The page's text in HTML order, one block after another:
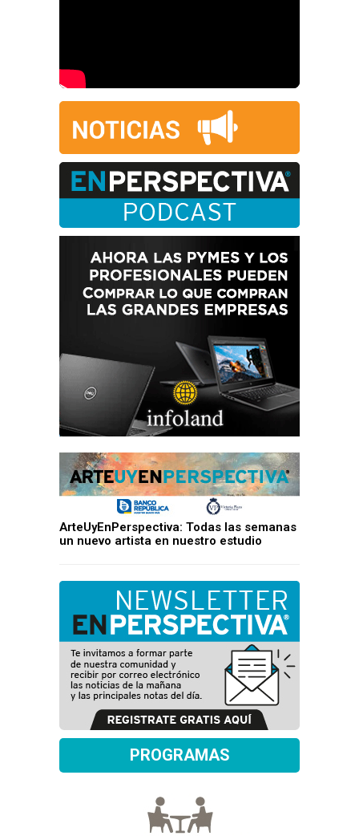
ArteUyEnPerspectiva: Todas las semanas
un nuevo artista en nuestro estudio
PROGRAMAS